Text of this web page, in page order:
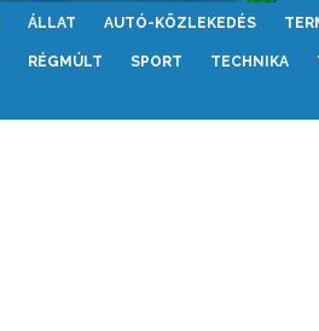
ÁLLAT AUTÓ-KÖZLEKEDÉS
RÉGMÚLT SPORT TECHNIKA